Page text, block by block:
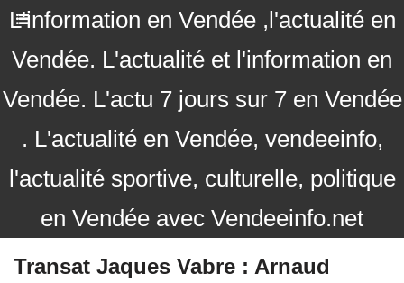
L'information en Vendée ,l'actualité en
Vendée. L'actualité et l'information en
Vendée. L'actu 7 jours sur 7 en Vendée
. L'actualité en Vendée, vendeeinfo,
l'actualité sportive, culturelle, politique
en Vendée avec Vendeeinfo.net
Transat Jaques Vabre : Arnaud